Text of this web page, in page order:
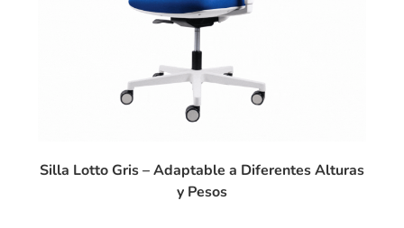
Silla Lotto Gris – Adaptable a Diferentes Alturas
y Pesos